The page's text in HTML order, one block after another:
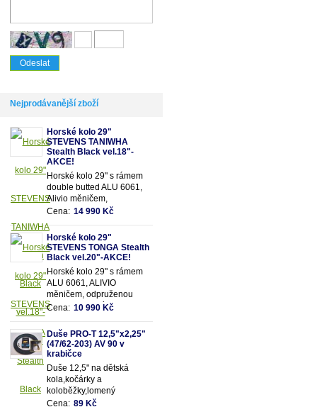
Nejprodávanější zboží
Horské kolo 29"
STEVENS TANIWHA
Stealth Black vel.18"-
AKCE!
Horské kolo 29" s rámem
double butted ALU 6061,
Alivio měničem,
odpruženou olejovou vidlicí
SUNTOUR se zamykáním
a 18 převody
Cena: 14 990 Kč
Horské kolo 29"
STEVENS TONGA Stealth
Black vel.20"-AKCE!
Horské kolo 29" s rámem
ALU 6061, ALIVIO
měničem, odpruženou
olejovou vidlicí SUNTOUR
převody
Cena: 10 990 Kč
Duše PRO-T 12,5"x2,25"
(47/62-203) AV 90 v
krabičce
Duše 12,5" na dětská
kola,kočárky a
koloběžky,lomený
motoventil AV90 - pro
Cena: 89 Kč